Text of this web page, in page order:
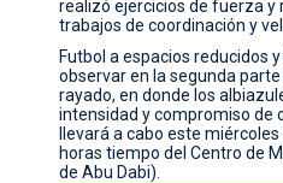
realizó ejercicios de fuerza y
trabajos de coordinación y
Futbol a espacios reducidos
observar en la segunda
rayado, en donde los
intensidad y compromiso de
llevará a cabo este
horas tiempo del Centro de
de Abu Dabi).